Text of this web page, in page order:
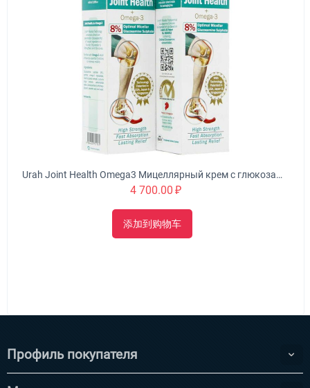
Urah Joint Health Omega3 Мицеллярный крем с глюкозамином питает, омолаживает и укрепляет суставы
4 700.00 ₽
添加到购物车
Профиль покупателя